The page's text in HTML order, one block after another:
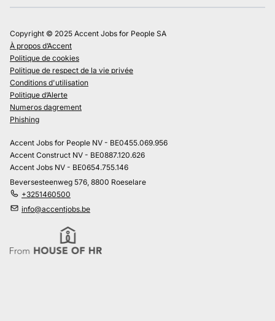
Copyright © 2025 Accent Jobs for People SA
À propos d’Accent
Politique de cookies
Politique de respect de la vie privée
Conditions d'utilisation
Politique d’Alerte
Numeros dagrement
Phishing
Accent Jobs for People NV - BE0455.069.956
Accent Construct NV - BE0887.120.626
Accent Jobs NV - BE0654.755.146
Beversesteenweg 576, 8800 Roeselare
+3251460500
info@accentjobs.be